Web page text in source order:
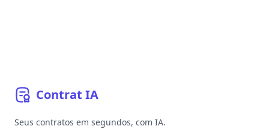
Contrat IA
Seus contratos em segundos, com IA.